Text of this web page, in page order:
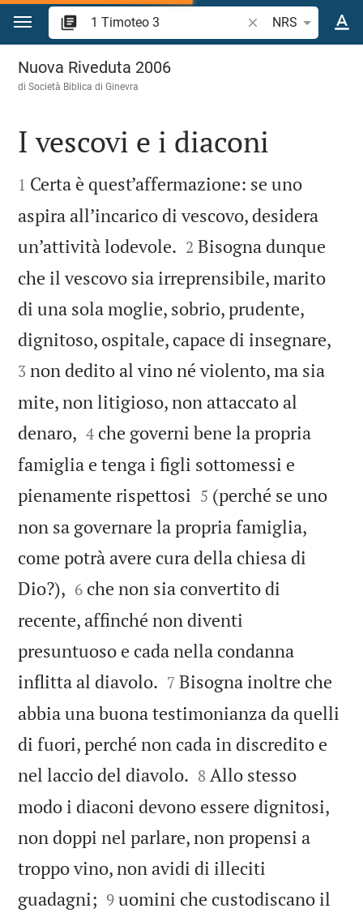
Vai al contenuto
Ricerca verso
NRS
1 Timoteo 3
Nuova Riveduta 2006
di Società Biblica di Ginevra

I vescovi e i diaconi

1 Certa è quest’affermazione: se uno
aspira all’incarico di vescovo, desidera
un’attività lodevole. 

2 Bisogna dunque
che il vescovo sia irreprensibile, marito
di una sola moglie, sobrio, prudente,
dignitoso, ospitale, capace di insegnare,
3 non dedito al vino né violento, ma sia
mite, non litigioso, non attaccato al
denaro, 

4 che governi bene la propria
famiglia e tenga i figli sottomessi e
pienamente rispettosi 

5 (perché se uno
non sa governare la propria famiglia,
come potrà avere cura della chiesa di
Dio?), 

6 che non sia convertito di
recente, affinché non diventi
presuntuoso e cada nella condanna
inflitta al diavolo. 

7 Bisogna inoltre che
abbia una buona testimonianza da quelli
di fuori, perché non cada in discredito e
nel laccio del diavolo. 

8 Allo stesso
modo i diaconi devono essere dignitosi,
non doppi nel parlare, non propensi a
troppo vino, non avidi di illeciti
guadagni; 

9 uomini che custodiscano il